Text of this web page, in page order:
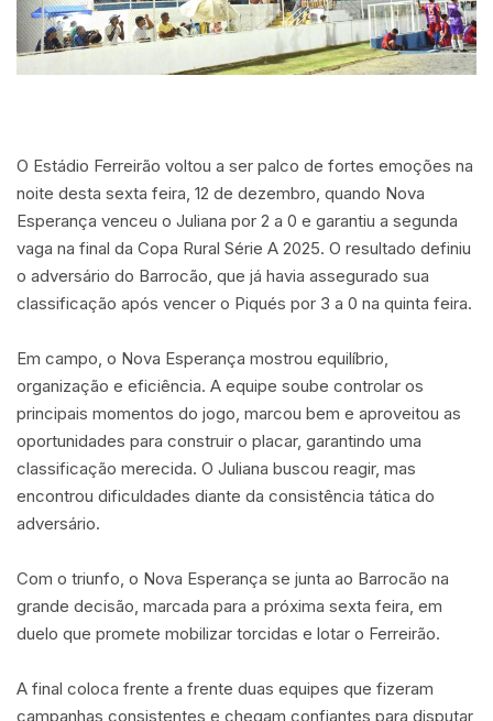
O Estádio Ferreirão voltou a ser palco de fortes emoções na
noite desta sexta feira, 12 de dezembro, quando Nova
Esperança venceu o Juliana por 2 a 0 e garantiu a segunda
vaga na final da Copa Rural Série A 2025. O resultado definiu
o adversário do Barrocão, que já havia assegurado sua
classificação após vencer o Piqués por 3 a 0 na quinta feira.
Em campo, o Nova Esperança mostrou equilíbrio,
organização e eficiência. A equipe soube controlar os
principais momentos do jogo, marcou bem e aproveitou as
oportunidades para construir o placar, garantindo uma
classificação merecida. O Juliana buscou reagir, mas
encontrou dificuldades diante da consistência tática do
adversário.
Com o triunfo, o Nova Esperança se junta ao Barrocão na
grande decisão, marcada para a próxima sexta feira, em
duelo que promete mobilizar torcidas e lotar o Ferreirão.
A final coloca frente a frente duas equipes que fizeram
campanhas consistentes e chegam confiantes para disputar